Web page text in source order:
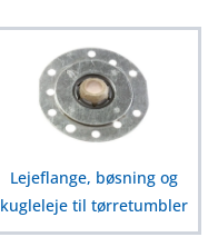
Lejeflange, bøsning og
kugleleje til tørretumbler